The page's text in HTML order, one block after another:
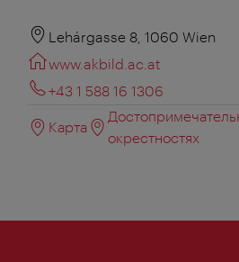
Lehárgasse 8, 1060 Wien
www.akbild.ac.at
+43 1 588 16 1306
Карта
окрестностях